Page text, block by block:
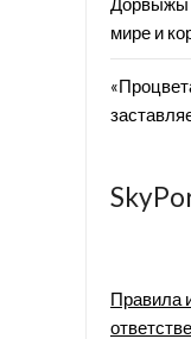
мире и
Правила